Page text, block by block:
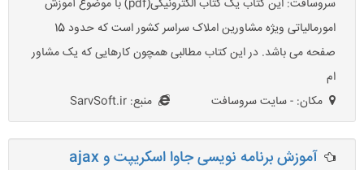
سروسافت: این کتاب یک کتاب الکترونیکی(pdf) با موضوع آموزش
امورمالیاتی ویژه مشاورین املاک سراسر کشور است که حدود 15
صفحه می باشد. در این کتاب مطالبی همچون کارهایی که یک مشاور
ام
مکان: - سایت سروسافت
منبع: SarvSoft.ir
آموزش برنامه نویسی جاوا اسکریپت و ajax